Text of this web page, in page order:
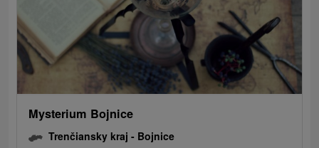
Mysterium Bojnice
Trenčiansky kraj - Bojnice